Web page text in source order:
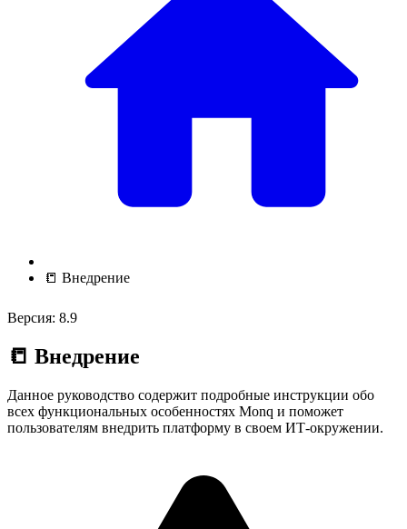
📒 Внедрение
Версия: 8.9
📒 Внедрение
Данное руководство содержит подробные инструкции обо
всех функциональных особенностях Monq и поможет
пользователям внедрить платформу в своем ИТ-окружении.